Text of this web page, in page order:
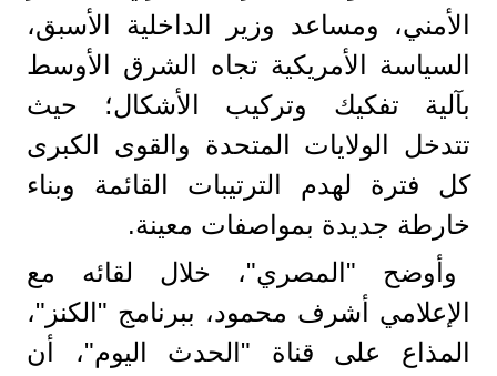
الأمني، ومساعد وزير الداخلية الأسبق،
السياسة الأمريكية تجاه الشرق الأوسط
بآلية تفكيك وتركيب الأشكال؛ حيث
تتدخل الولايات المتحدة والقوى الكبرى
كل فترة لهدم الترتيبات القائمة وبناء
خارطة جديدة بمواصفات معينة.
وأوضح "المصري"، خلال لقائه مع
الإعلامي أشرف محمود، ببرنامج "الكنز"،
المذاع على قناة "الحدث اليوم"، أن